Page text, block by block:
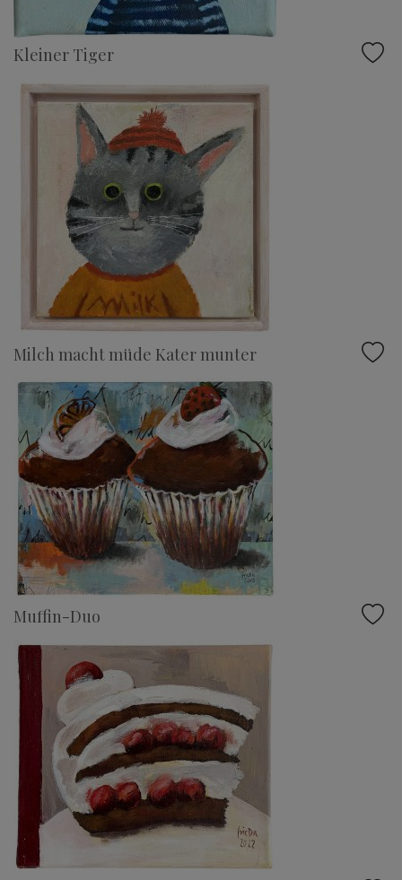
Kleiner Tiger
Milch macht müde Kater munter
Muffin-Duo